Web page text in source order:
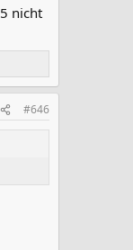
nicht
#646